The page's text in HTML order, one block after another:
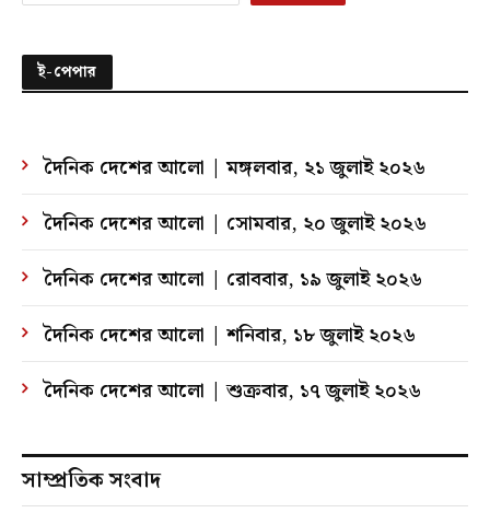
ই-পেপার
দৈনিক দেশের আলো | মঙ্গলবার, ২১ জুলাই ২০২৬
দৈনিক দেশের আলো | সোমবার, ২০ জুলাই ২০২৬
দৈনিক দেশের আলো | রোববার, ১৯ জুলাই ২০২৬
দৈনিক দেশের আলো | শনিবার, ১৮ জুলাই ২০২৬
দৈনিক দেশের আলো | শুক্রবার, ১৭ জুলাই ২০২৬
সাম্প্রতিক সংবাদ